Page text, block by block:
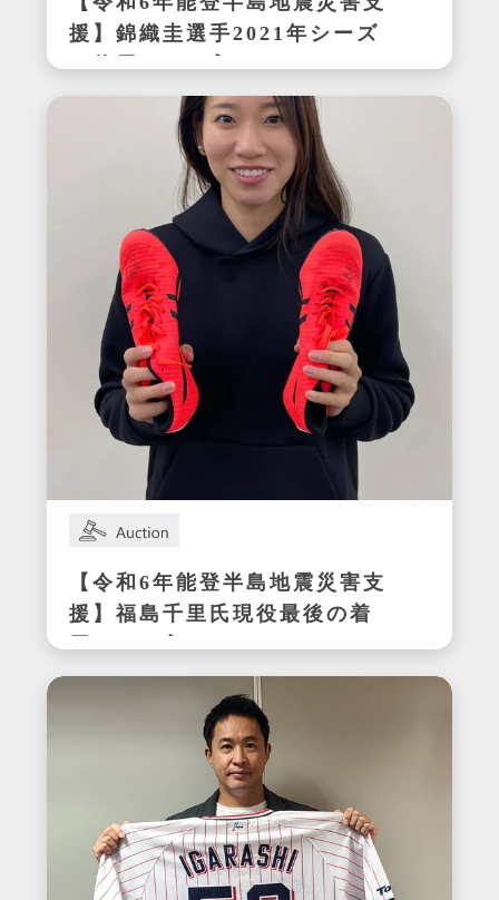
援】錦織圭選手2021年シーズ
ン使用サイン入りウェア
【令和6年能登半島地震災害支
援】福島千里氏現役最後の着
用サイン入りスパイク